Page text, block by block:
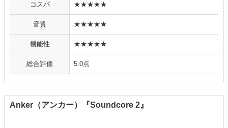
コスパ ★★★★★
音質 ★★★★★
機能性 ★★★★★
総合評価 5.0点
Anker（アンカー）『Soundcore 2』